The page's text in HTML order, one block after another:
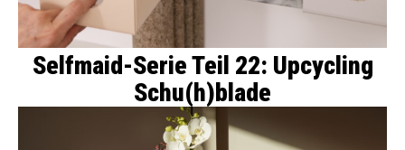
Selfmaid-Serie Teil 22: Upcycling
Schu(h)blade